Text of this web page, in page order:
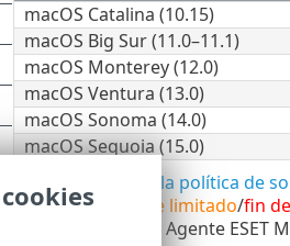
macOS Catalina (10.15)
macOS Big Sur (11.0–11.1)
macOS Monterey (12.0)
macOS Ventura (13.0)
macOS Sonoma (14.0)
macOS Sequoia (15.0)
categoría B de la política de
completo/ soporte limitado/fin
última versión del Agente ESET